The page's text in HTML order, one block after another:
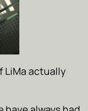
LiMa actually